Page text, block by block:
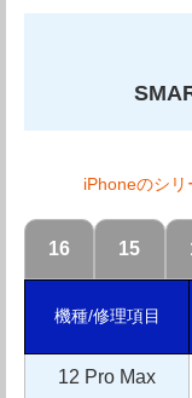
ます。恵比寿駅か
応してくれます。
すので、豊富な知
iPhone各機種の
などその他の修理
にも便利な宅配
修理以外にも、携
iPhoneのシ
16 15
機種/修理項目
12 Pro Max